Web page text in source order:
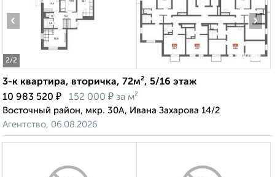
2/2
‹ ›
3-к квартира, вторичка, 72м², 5/16 этаж
10 983 520 ₽ 152 000 ₽ за м²
Восточный район, мкр. 30А, Ивана Захарова 14/2
Агентство, 06.08.2026